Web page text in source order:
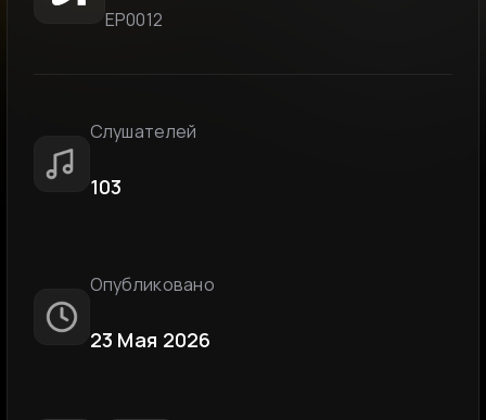
ЕР0012
Слушателей
103
Опубликовано
23 Мая 2026